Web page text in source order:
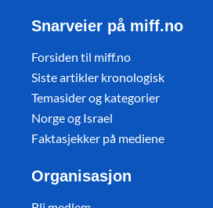
Snarveier på miff.no
Forsiden til miff.no
Siste artikler kronologisk
Temasider og kategorier
Norge og Israel
Faktasjekker på mediene
Organisasjon